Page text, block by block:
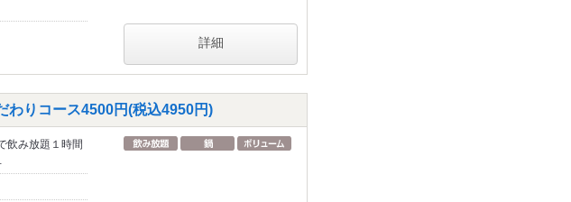
詳細
りコース4500円(税込4950円)
飲み放題１時間